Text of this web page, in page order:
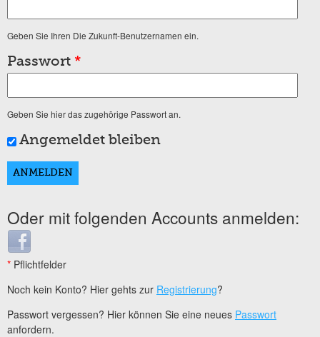
Geben Sie Ihren Die Zukunft-Benutzernamen ein.
Passwort *
Geben Sie hier das zugehörige Passwort an.
Angemeldet bleiben
Oder mit folgenden Accounts anmelden:
Login with Facebook
* Pflichtfelder
Noch kein Konto? Hier gehts zur Registrierung?
Passwort vergessen? Hier können Sie eine neues Passwort
anfordern.